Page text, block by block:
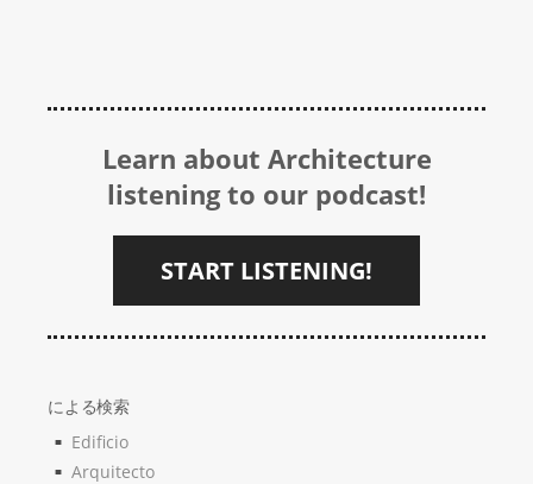
Learn about Architecture
listening to our podcast!
START LISTENING!
による検索
Edificio
Arquitecto